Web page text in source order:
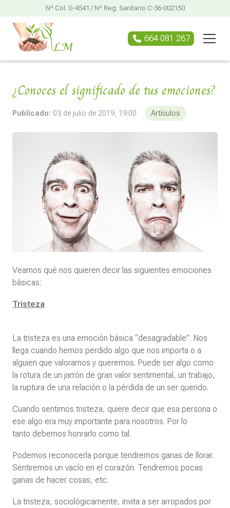
Nº Col. G-4541 / Nº Reg. Sanitario C-36-002150
664 081 267
¿Conoces el significado de tus emociones?
Publicado: 03 de julio de 2019, 19:00 Artículos
Veamos qué nos quieren decir las siguientes emociones
básicas:
Tristeza
La tristeza es una emoción básica “desagradable”. Nos
llega cuando hemos perdido algo que nos importa o a
alguien que valoramos y queremos. Puede ser algo como
la rotura de un jarrón de gran valor sentimental, un trabajo,
la ruptura de una relación o la pérdida de un ser querido.
Cuando sentimos tristeza, quiere decir que esa persona o
ese algo era muy importante para nosotros. Por lo
tanto debemos honrarlo como tal.
Podemos reconocerla porque tendremos ganas de llorar.
Sentiremos un vacío en el corazón. Tendremos pocas
ganas de hacer cosas, etc.
La tristeza, sociológicamente, invita a ser arropados por